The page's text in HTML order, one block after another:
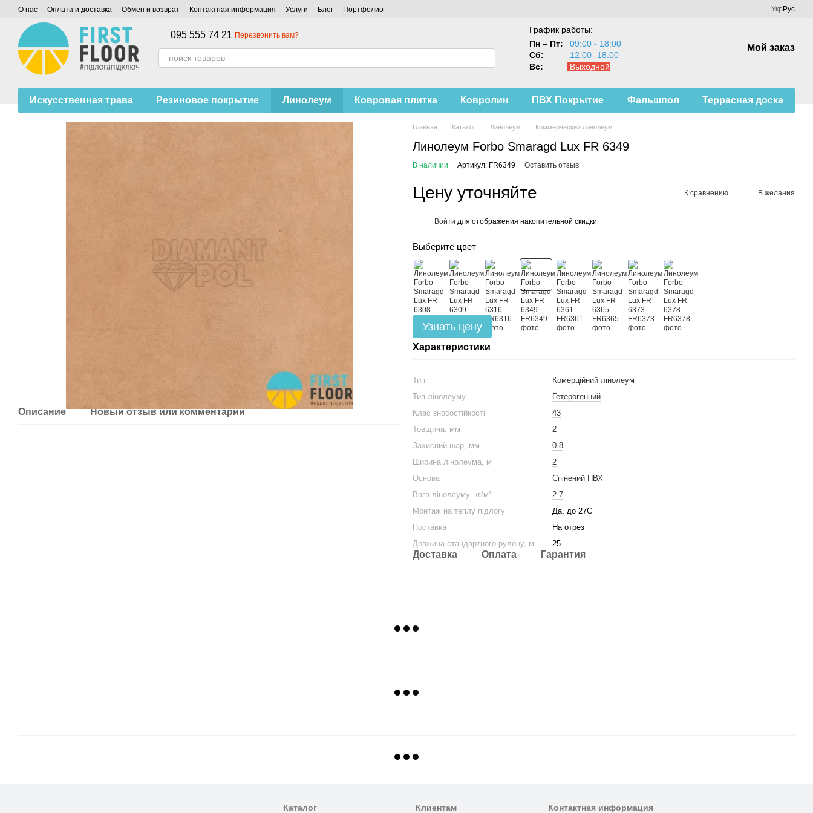
Перейти к основному контенту
О нас Оплата и доставка Обмен и возврат Контактная информация Услуги Блог Портфолио Укр Рус
095 555 74 21 Перезвонить вам?
График работы:
Пн – Пт:
09:00 - 18:00
Сб:
12:00 -18:00
Вс:
Выходной
Мой заказ
Искусственная трава Резиновое покрытие Линолеум Ковровая плитка Ковролин ПВХ Покрытие Фальшпол Террасная доска
Описание Новый отзыв или комментарий
Главная Каталог Линолеум Коммерческий линолеум
Линолеум Forbo Smaragd Lux FR 6349
В наличии Артикул: FR6349 Оставить отзыв
Цену уточняйте К сравнению В желания
Войти для отображения накопительной скидки
Выберите цвет
Узнать цену
Характеристики
Тип
Комерційний лінолеум
Тип лінолеуму
Гетерогенний
Клас зносостійкості
43
Товщина, мм
2
Захисний шар, мм
0.8
Ширина лінолеума, м
2
Основа
Спінений ПВХ
Вага лінолеуму, кг/м²
2.7
Монтаж на теплу підлогу
Да, до 27С
Поставка
На отрез
Довжина стандартного рулону, м
25
Доставка Оплата Гарантия
Каталог Клиентам Контактная информация